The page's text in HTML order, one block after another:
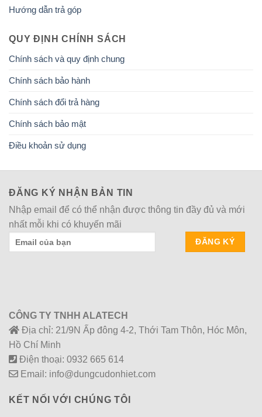
Hướng dẫn trả góp
QUY ĐỊNH CHÍNH SÁCH
Chính sách và quy định chung
Chính sách bảo hành
Chính sách đổi trả hàng
Chính sách bảo mật
Điều khoản sử dụng
ĐĂNG KÝ NHẬN BẢN TIN
Nhập email để có thể nhận được thông tin đầy đủ và mới
nhất mỗi khi có khuyến mãi
CÔNG TY TNHH ALATECH
Địa chỉ: 21/9N Ấp đông 4-2, Thới Tam Thôn, Hóc Môn,
Hồ Chí Minh
Điện thoại: 0932 665 614
Email: info@dungcudonhiet.com
KẾT NỐI VỚI CHÚNG TÔI